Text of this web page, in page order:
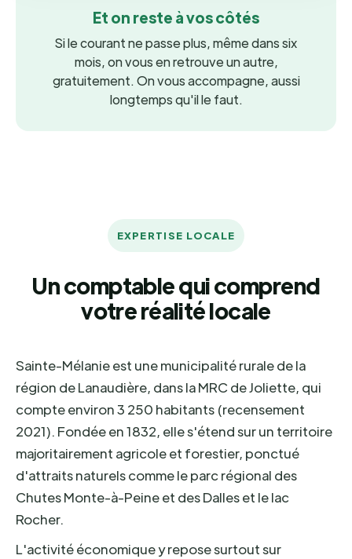
Et on reste à vos côtés
Si le courant ne passe plus, même dans six
mois, on vous en retrouve un autre,
gratuitement. On vous accompagne, aussi
longtemps qu'il le faut.
EXPERTISE LOCALE
Un comptable qui comprend
votre réalité locale
Sainte-Mélanie est une municipalité rurale de la
région de Lanaudière, dans la MRC de Joliette, qui
compte environ 3 250 habitants (recensement
2021). Fondée en 1832, elle s'étend sur un territoire
majoritairement agricole et forestier, ponctué
d'attraits naturels comme le parc régional des
Chutes Monte-à-Peine et des Dalles et le lac
Rocher.
L'activité économique y repose surtout sur